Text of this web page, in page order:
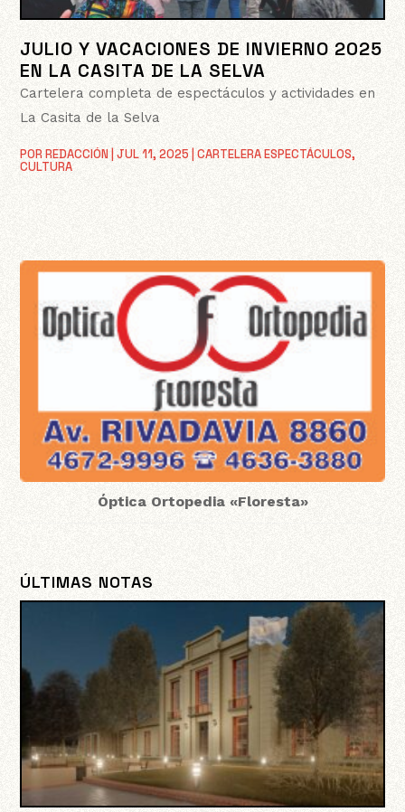
JULIO Y VACACIONES DE INVIERNO 2025
EN LA CASITA DE LA SELVA
PORREDACCIÓN |JUL 11, 2025 |CARTELERA ESPECTÁCULOS,
CULTURA
Cartelera completa de espectáculos y actividades en
La Casita de la Selva
Óptica Ortopedia «Floresta»
ÚLTIMAS NOTAS